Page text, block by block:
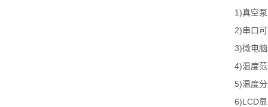
1)真空
2)串口
3)微电
4)温度
5)温度
6)LCD